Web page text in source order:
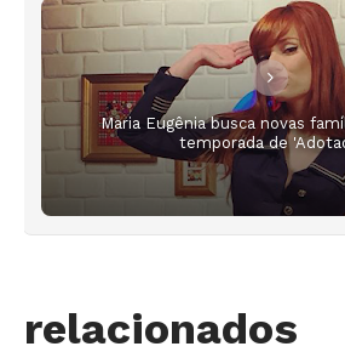
Maria Eugênia busca novas
temporada de
relacionados